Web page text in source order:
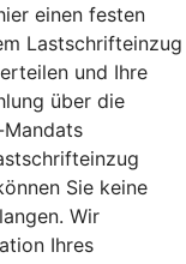
einen festen
Lastschrifteinzug
und Ihre
über die
Sie keine
Wir
Ihres